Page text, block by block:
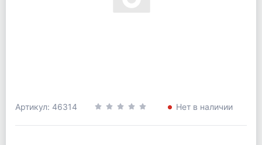
Артикул: 46314 Нет в наличии